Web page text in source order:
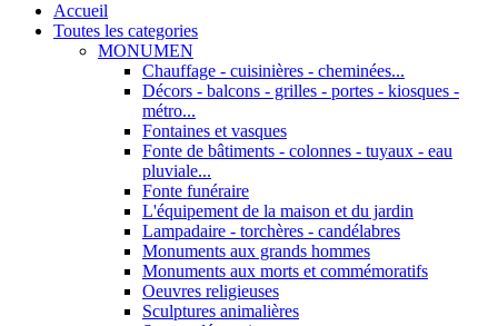
Accueil
Toutes les categories
MONUMEN
Chauffage - cuisinières - cheminées...
Décors - balcons - grilles - portes - kiosques -
métro...
Fontaines et vasques
Fonte de bâtiments - colonnes - tuyaux - eau
pluviale...
Fonte funéraire
L'équipement de la maison et du jardin
Lampadaire - torchères - candélabres
Monuments aux grands hommes
Monuments aux morts et commémoratifs
Oeuvres religieuses
Sculptures animalières